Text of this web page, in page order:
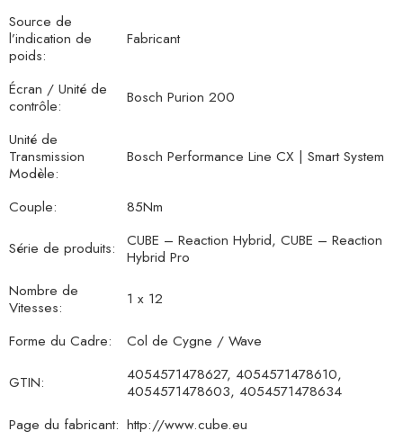
Source de
l’indication de
poids:
Fabricant
Écran / Unité de
contrôle:
Bosch Purion 200
Unité de
Transmission
Modèle:
Bosch Performance Line CX | Smart System
Couple:
85Nm
Série de produits:
CUBE – Reaction Hybrid, CUBE – Reaction
Hybrid Pro
Nombre de
Vitesses:
1 x 12
Forme du Cadre:
Col de Cygne / Wave
GTIN:
4054571478627, 4054571478610,
4054571478603, 4054571478634
Page du fabricant: http://www.cube.eu